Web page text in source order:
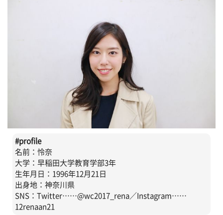
#profile
名前：怜奈
大学：早稲田大学教育学部3年
生年月日：1996年12月21日
出身地：神奈川県
SNS：Twitter……@wc2017_rena／Instagram……
12renaan21